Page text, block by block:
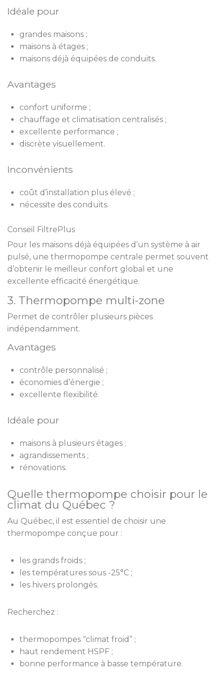
Idéale pour
grandes maisons ;
maisons à étages ;
maisons déjà équipées de conduits.
Avantages
confort uniforme ;
chauffage et climatisation centralisés ;
excellente performance ;
discrète visuellement.
Inconvénients
coût d’installation plus élevé ;
nécessite des conduits.
Conseil FiltrePlus
Pour les maisons déjà équipées d’un système à air
pulsé, une thermopompe centrale permet souvent
d’obtenir le meilleur confort global et une
excellente efficacité énergétique.
3. Thermopompe multi-zone
Permet de contrôler plusieurs pièces
indépendamment.
Avantages
contrôle personnalisé ;
économies d’énergie ;
excellente flexibilité.
Idéale pour
maisons à plusieurs étages ;
agrandissements ;
rénovations.
Quelle thermopompe choisir pour le
climat du Québec ?
Au Québec, il est essentiel de choisir une
thermopompe conçue pour :
les grands froids ;
les températures sous -25°C ;
les hivers prolongés.
Recherchez :
thermopompes “climat froid” ;
haut rendement HSPF ;
bonne performance à basse température.